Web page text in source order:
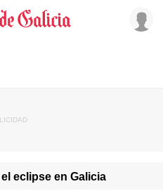
eclipse en Galicia